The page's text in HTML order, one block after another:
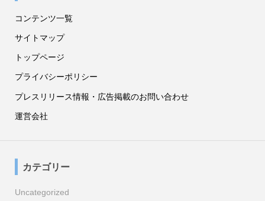
コンテンツ一覧
サイトマップ
トップページ
プライバシーポリシー
プレスリリース情報・広告掲載のお問い合わせ
運営会社
カテゴリー
Uncategorized